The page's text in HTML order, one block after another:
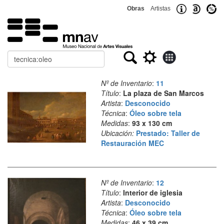
Obras Artistas
Buscar
Nº de Inventario: 11
Título: La plaza de San Marcos
Artista: Desconocido
Técnica: Óleo sobre tela
Medidas: 93 x 130 cm
Ubicación: Prestado: Taller de
Restauración MEC
Nº de Inventario: 12
Título: Interior de iglesia
Artista: Desconocido
Técnica: Óleo sobre tela